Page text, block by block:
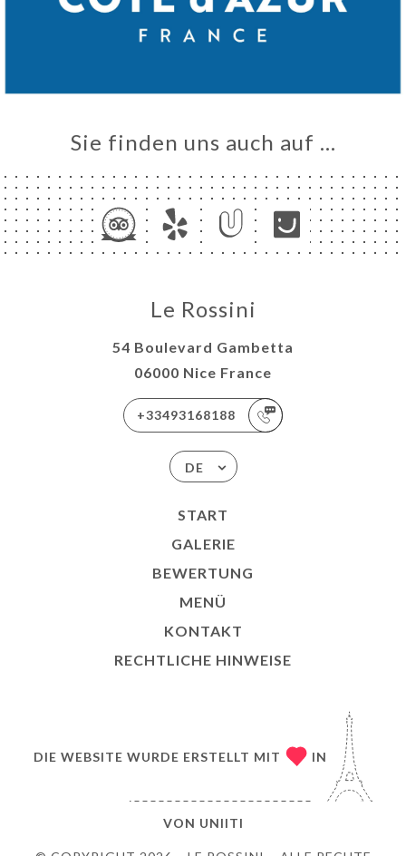
Sie finden uns auch auf …
Le Rossini
54 Boulevard Gambetta
06000 Nice France
+33493168188
DE
START
GALERIE
BEWERTUNG
MENÜ
KONTAKT
RECHTLICHE HINWEISE
DIE WEBSITE WURDE ERSTELLT MIT IN
VON UNIITI